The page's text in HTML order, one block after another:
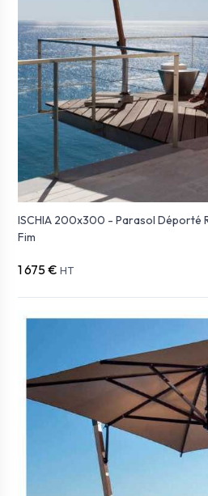
ISCHIA 200x300 - Parasol Déporté
Fim
1 675 € HT